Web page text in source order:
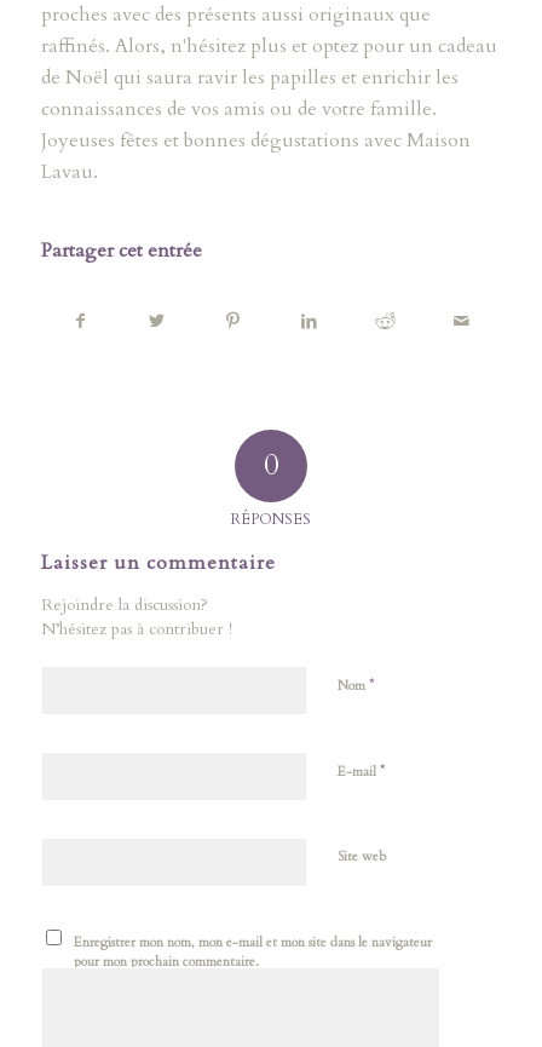
proches avec des présents aussi originaux que
raffinés. Alors, n'hésitez plus et optez pour un cadeau
de Noël qui saura ravir les papilles et enrichir les
connaissances de vos amis ou de votre famille.
Joyeuses fêtes et bonnes dégustations avec Maison
Lavau.
Partager cet entrée
0
RÉPONSES
Laisser un commentaire
Rejoindre la discussion?
N’hésitez pas à contribuer !
Nom *
E-mail *
Site web
Enregistrer mon nom, mon e-mail et mon site dans le navigateur
pour mon prochain commentaire.